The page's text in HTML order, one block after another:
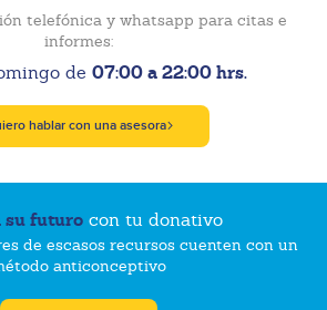
telefónica y whatsapp para citas e
informes:
de 07:00 a 22:00 hrs.
hablar con una asesora
su futurocon tu donativo
de escasos recursos cuenten con un
anticonceptivo